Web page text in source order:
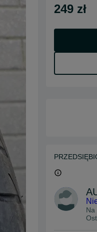
249 zł
Na